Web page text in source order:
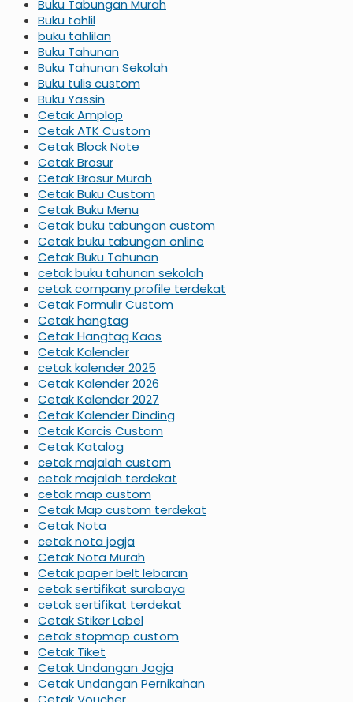
Buku Tabungan Murah
Buku tahlil
buku tahlilan
Buku Tahunan
Buku Tahunan Sekolah
Buku tulis custom
Buku Yassin
Cetak Amplop
Cetak ATK Custom
Cetak Block Note
Cetak Brosur
Cetak Brosur Murah
Cetak Buku Custom
Cetak Buku Menu
Cetak buku tabungan custom
Cetak buku tabungan online
Cetak Buku Tahunan
cetak buku tahunan sekolah
cetak company profile terdekat
Cetak Formulir Custom
Cetak hangtag
Cetak Hangtag Kaos
Cetak Kalender
cetak kalender 2025
Cetak Kalender 2026
Cetak Kalender 2027
Cetak Kalender Dinding
Cetak Karcis Custom
Cetak Katalog
cetak majalah custom
cetak majalah terdekat
cetak map custom
Cetak Map custom terdekat
Cetak Nota
cetak nota jogja
Cetak Nota Murah
Cetak paper belt lebaran
cetak sertifikat surabaya
cetak sertifikat terdekat
Cetak Stiker Label
cetak stopmap custom
Cetak Tiket
Cetak Undangan Jogja
Cetak Undangan Pernikahan